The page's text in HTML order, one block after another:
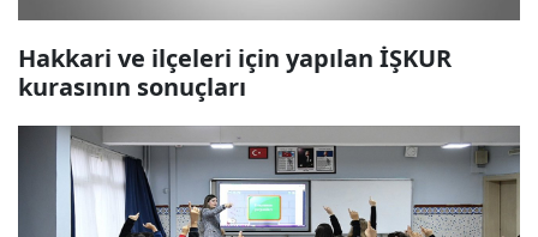
Hakkari ve ilçeleri için yapılan İŞKUR
kurasının sonuçları